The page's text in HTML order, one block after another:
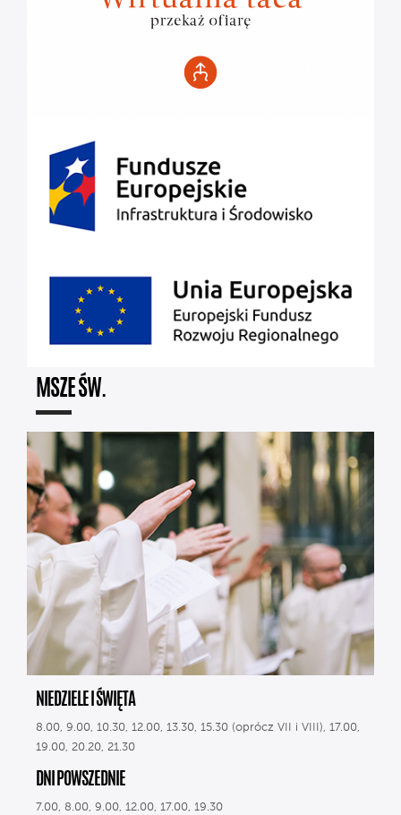
MSZE ŚW.
NIEDZIELE I ŚWIĘTA
8.00, 9.00, 10.30, 12.00, 13.30, 15.30 (oprócz VII i VIII), 17.00,
19.00, 20.20, 21.30
DNI POWSZEDNIE
7.00, 8.00, 9.00, 12.00, 17.00, 19.30